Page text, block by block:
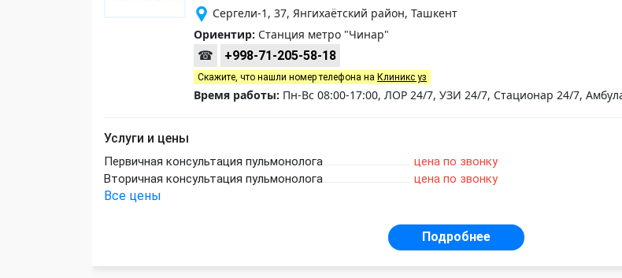
Сергели-1, 37, Янгихаётский район, Ташкент
Ориентир: Станция метро "Чинар"
☎
+998-71-205-58-18
Скажите, что нашли номер телефона на Клиникс уз
Время работы: Пн-Вс 08:00-17:00, ЛОР 24/7, УЗИ 24/7, Стационар 24/7,
Услуги и цены
Первичная консультация пульмонолога
цена по звонку
Вторичная консультация пульмонолога
цена по звонку
Все цены
Подробнее